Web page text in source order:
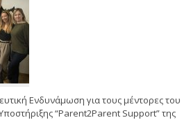
Ενδυνάμωση για τους μέντορες του
“Parent2Parent Support” της